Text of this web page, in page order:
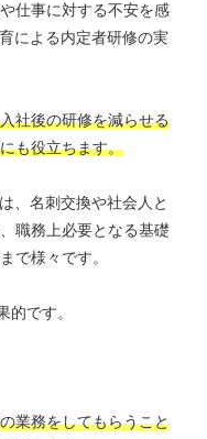
仕事に対する不安を感
による内定者研修の実
社後の研修を減らせる
も役立ちます。
、名刺交換や社会人と
職務上必要となる基礎
で様々です。
的です。
業務をしてもらうこと